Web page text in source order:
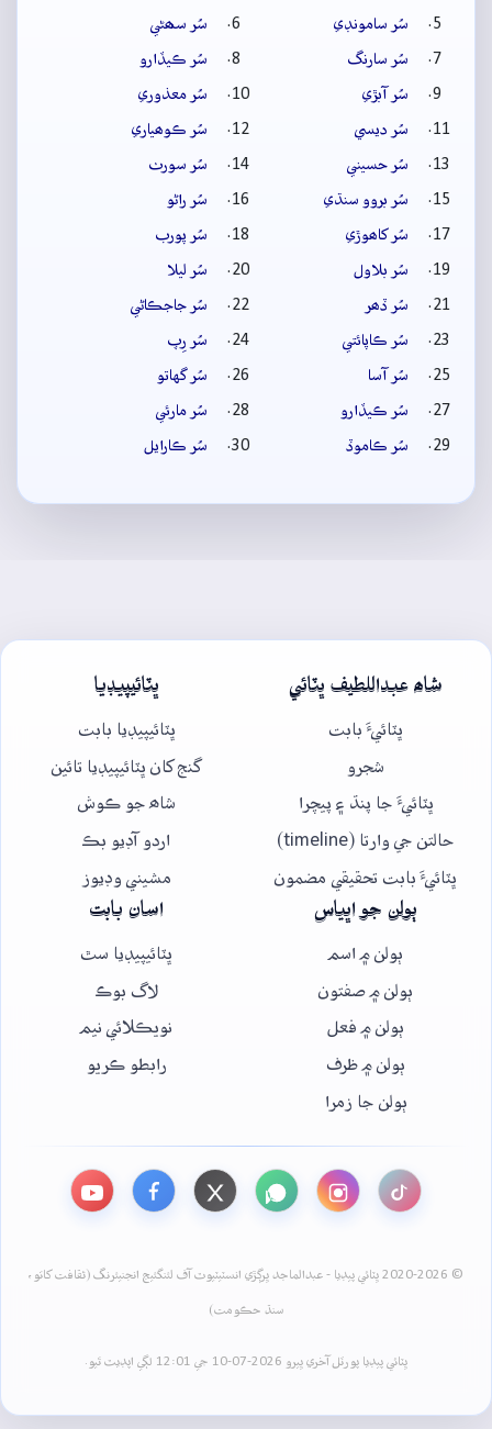
سُر سامونڊي
سُر سھڻي
سُر سارنگ
سُر ڪيڏارو
سُر آبڙي
سُر معذوري
سُر ديسي
سُر ڪوھياري
سُر حسيني
سُر سورٺ
سُر بروو سنڌي
سُر راڻو
سُر کاھوڙي
سُر پورب
سُر بلاول
سُر ليلا
سُر ڏھر
سُر جاجڪاڻي
سُر ڪاپائتي
سُر رِپ
سُر آسا
سُر گهاتو
سُر ڪيڏارو
سُر مارئي
سُر ڪاموڏ
سُر ڪارايل
شاھ عبداللطيف ڀٽائي
ڀٽائيءَ بابت
شجرو
ڀٽائيءَ جا پنڌ ۽ پيچرا
حالتن جي وارتا (timeline)
ڀٽائيءَ بابت تحقيقي مضمون
ڀٽائيپيڊيا
ڀٽائيپيڊيا بابت
گنج کان ڀٽائيپيڊيا تائين
شاھ جو ڪوش
اردو آڊيو بڪ
مشيني وڊيوز
ٻولن جو اڀياس
ٻولن ۾ اسم
ٻولن ۾ صفتون
ٻولن ۾ فعل
ٻولن ۾ ظرف
ٻولن جا زمرا
اسان بابت
ڀٽائيپيڊيا سٿ
لاگ بوڪ
نويڪلائي نيم
رابطو ڪريو
© 2020-2026 ڀٽائي پيڊيا - عبدالماجد ڀرڳڙي انسٽيٽيوٽ آف لئنگئيج انجنيئرنگ (ثقافت کاتو،
سنڌ حڪومت)
ڀٽائي پيڊيا پورٽل آخري ڀيرو 2026-07-10 جي 12:01 لڳي اپڊيٽ ٿيو.